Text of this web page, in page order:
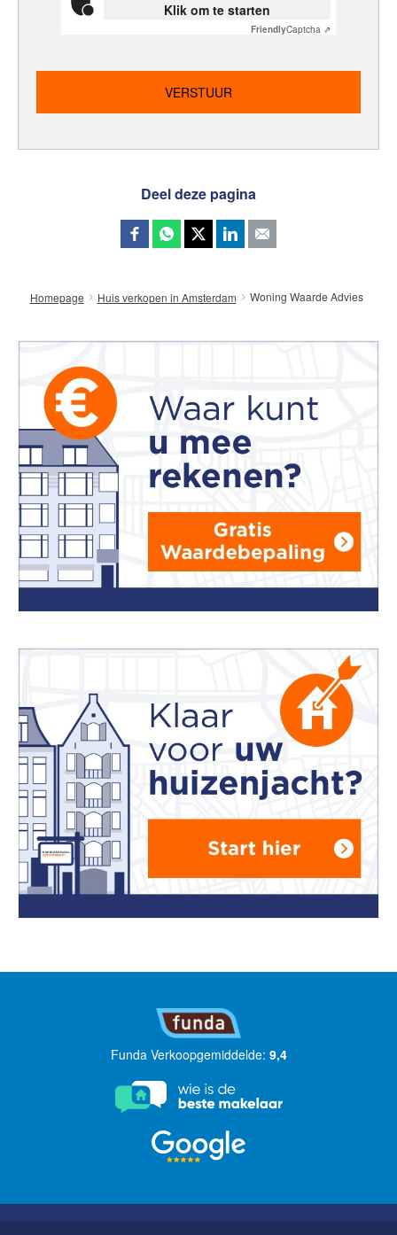
Klik om te starten
FriendlyCaptcha ⇗
Deel deze pagina
Homepage Huis verkopen in Amsterdam Woning Waarde Advies
Funda Verkoopgemiddelde: 9,4